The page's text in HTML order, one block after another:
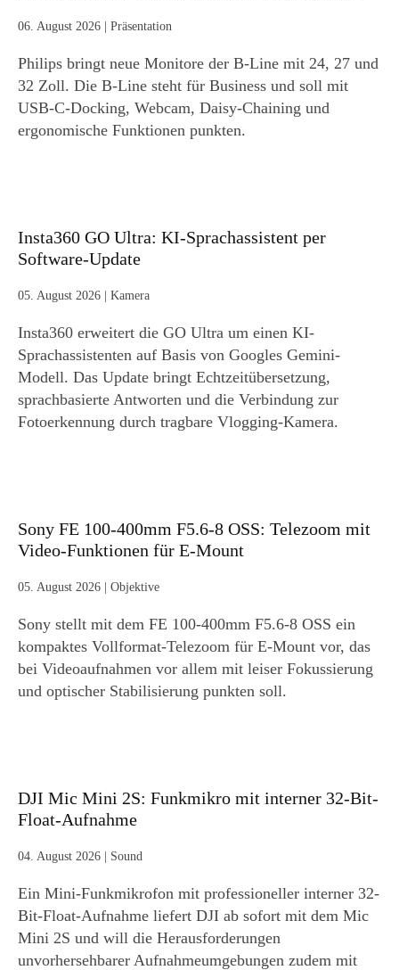
06. August 2026 | Präsentation
Philips bringt neue Monitore der B-Line mit 24, 27 und
32 Zoll. Die B-Line steht für Business und soll mit
USB-C-Docking, Webcam, Daisy-Chaining und
ergonomische Funktionen punkten.
Insta360 GO Ultra: KI-Sprachassistent per
Software-Update
05. August 2026 | Kamera
Insta360 erweitert die GO Ultra um einen KI-
Sprachassistenten auf Basis von Googles Gemini-
Modell. Das Update bringt Echtzeitübersetzung,
sprachbasierte Antworten und die Verbindung zur
Fotoerkennung durch tragbare Vlogging-Kamera.
Sony FE 100-400mm F5.6-8 OSS: Telezoom mit
Video-Funktionen für E-Mount
05. August 2026 | Objektive
Sony stellt mit dem FE 100-400mm F5.6-8 OSS ein
kompaktes Vollformat-Telezoom für E-Mount vor, das
bei Videoaufnahmen vor allem mit leiser Fokussierung
und optischer Stabilisierung punkten soll.
DJI Mic Mini 2S: Funkmikro mit interner 32-Bit-
Float-Aufnahme
04. August 2026 | Sound
Ein Mini-Funkmikrofon mit professioneller interner 32-
Bit-Float-Aufnahme liefert DJI ab sofort mit dem Mic
Mini 2S und will die Herausforderungen
unvorhersehbarer Aufnahmeumgebungen zudem mit